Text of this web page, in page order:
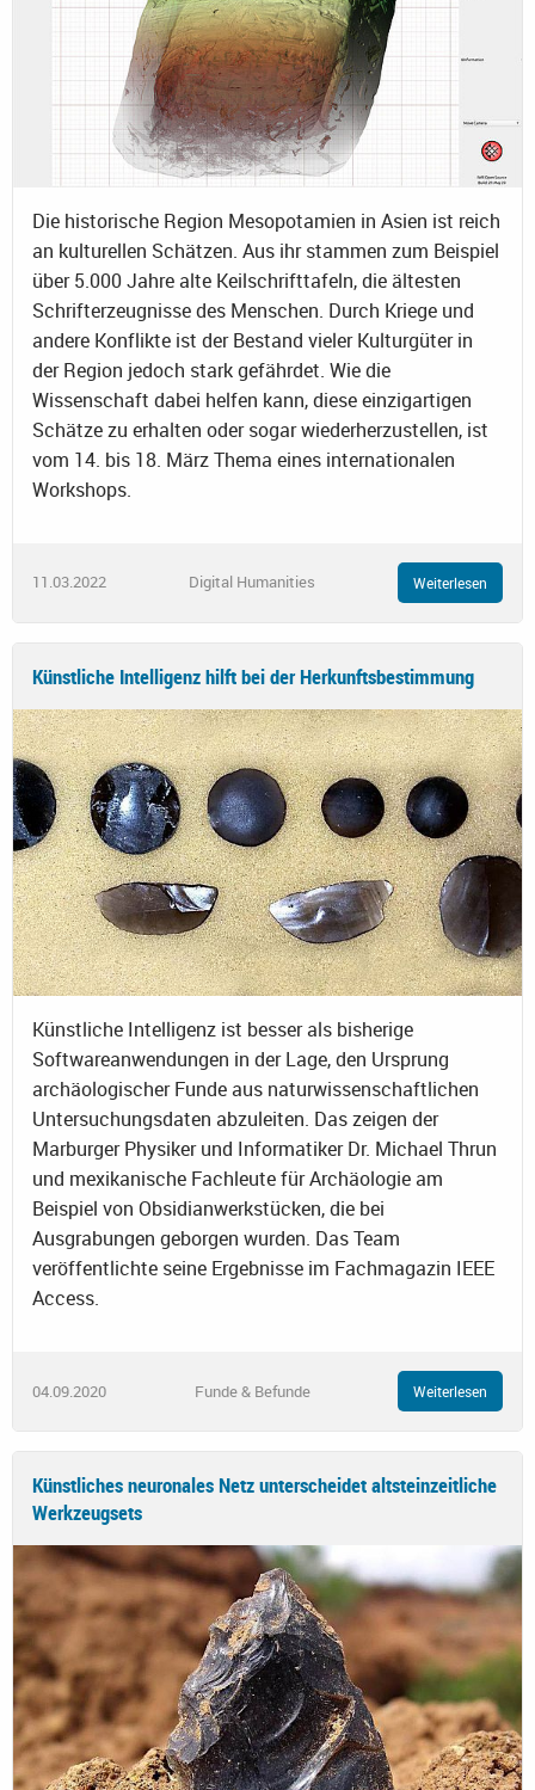
Die historische Region Mesopotamien in Asien ist reich
an kulturellen Schätzen. Aus ihr stammen zum Beispiel
über 5.000 Jahre alte Keilschrifttafeln, die ältesten
Schrifterzeugnisse des Menschen. Durch Kriege und
andere Konflikte ist der Bestand vieler Kulturgüter in
der Region jedoch stark gefährdet. Wie die
Wissenschaft dabei helfen kann, diese einzigartigen
Schätze zu erhalten oder sogar wiederherzustellen, ist
vom 14. bis 18. März Thema eines internationalen
Workshops.
11.03.2022 Digital Humanities Weiterlesen
Künstliche Intelligenz hilft bei der Herkunftsbestimmung
Künstliche Intelligenz ist besser als bisherige
Softwareanwendungen in der Lage, den Ursprung
archäologischer Funde aus naturwissenschaftlichen
Untersuchungsdaten abzuleiten. Das zeigen der
Marburger Physiker und Informatiker Dr. Michael Thrun
und mexikanische Fachleute für Archäologie am
Beispiel von Obsidianwerkstücken, die bei
Ausgrabungen geborgen wurden. Das Team
veröffentlichte seine Ergebnisse im Fachmagazin IEEE
Access.
04.09.2020 Funde & Befunde Weiterlesen
Künstliches neuronales Netz unterscheidet altsteinzeitliche
Werkzeugsets